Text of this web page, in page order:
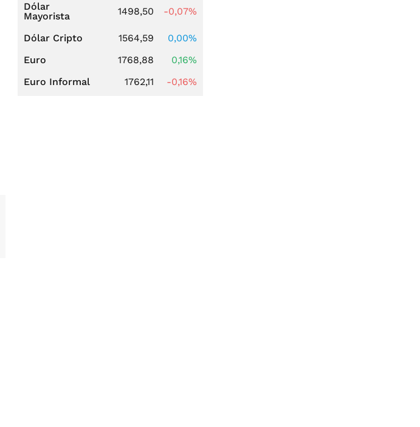
Dólar
Mayorista
1498,50 -0,07%
Dólar Cripto 1564,59
0,00%
Euro
1768,88
0,16%
Euro Informal
1762,11 -0,16%